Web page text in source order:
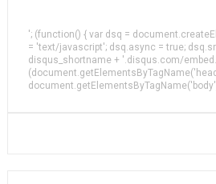
'; (function() { var dsq =
= 'text/javascript'; dsq.async = true;
disqus_shortname + '.disqus.com/